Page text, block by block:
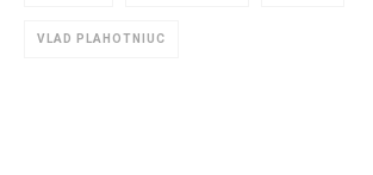
VLAD PLAHOTNIUC